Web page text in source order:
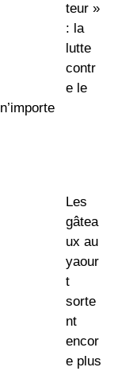
teur »
: la
lutte
contr
e le
Les
gâtea
ux au
yaour
t
sorte
nt
encor
e plus